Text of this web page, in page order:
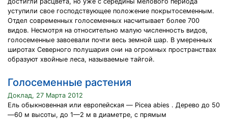
уступили свое господствующее положение покрытосеменным.
Отдел современных голосеменных насчитывает более 700
видов. Несмотря на относительно малую численность видов,
голосеменные завоевали почти весь земной шар. В умеренных
широтах Северного полушария они на огромных пространствах
образуют хвойные леса, называемые тайгой.
Голосеменные растения
Доклад, 27 Марта 2012
Ель обыкновенная или европейская — Picea abies . Дерево до 50
—60 м высоты, до 1—2 м в диаметре, с прямым